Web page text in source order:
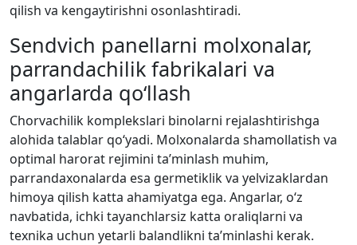
qilish va kengaytirishni osonlashtiradi.
Sendvich panellarni molxonalar,
parrandachilik fabrikalari va
angarlarda qo‘llash
Chorvachilik komplekslari binolarni rejalashtirishga
alohida talablar qo‘yadi. Molxonalarda shamollatish va
optimal harorat rejimini ta’minlash muhim,
parrandaxonalarda esa germetiklik va yelvizaklardan
himoya qilish katta ahamiyatga ega. Angarlar, o‘z
navbatida, ichki tayanchlarsiz katta oraliqlarni va
texnika uchun yetarli balandlikni ta’minlashi kerak.